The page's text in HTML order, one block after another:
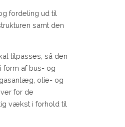
fordeling ud til
samt den
tilpasses, så den
form af bus- og
olie- og
for de
vækst i forhold til